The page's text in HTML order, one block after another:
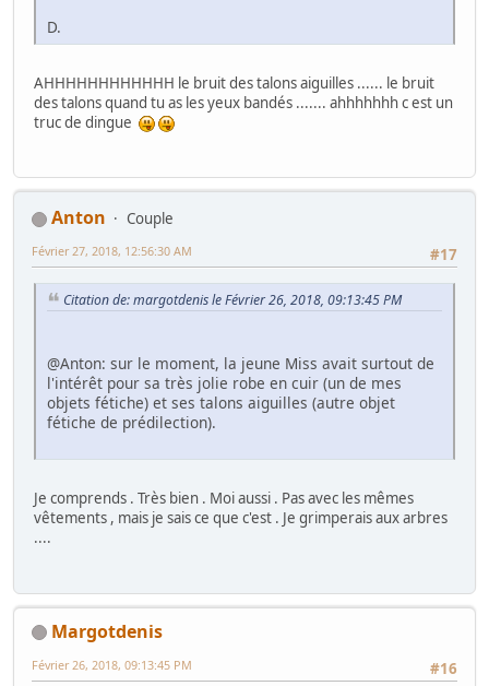
D.
AHHHHHHHHHHHH le bruit des talons aiguilles ...... le bruit
des talons quand tu as les yeux bandés ....... ahhhhhhh c est un
truc de dingue
Anton
Couple
#17
Février 27, 2018, 12:56:30 AM
Citation de: margotdenis le Février 26, 2018, 09:13:45 PM
@Anton: sur le moment, la jeune Miss avait surtout de
l'intérêt pour sa très jolie robe en cuir (un de mes
objets fétiche) et ses talons aiguilles (autre objet
fétiche de prédilection).
Je comprends . Très bien . Moi aussi . Pas avec les mêmes
vêtements , mais je sais ce que c'est . Je grimperais aux arbres
....
Margotdenis
#16
Février 26, 2018, 09:13:45 PM